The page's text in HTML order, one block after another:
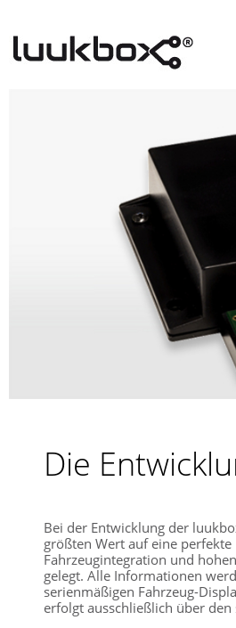
Die
Bei der Entwicklung der
größten Wert auf eine perfekte
Fahrzeugintegration und
gelegt. Alle Informationen
serienmäßigen Fahrzeug-
erfolgt ausschließlich über